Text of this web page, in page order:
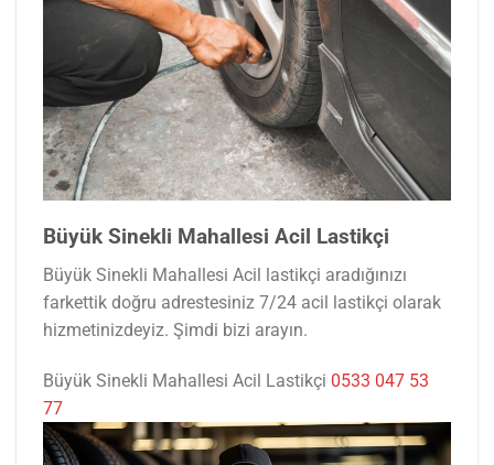
Büyük Sinekli Mahallesi Acil Lastikçi
Büyük Sinekli Mahallesi Acil lastikçi aradığınızı
farkettik doğru adrestesiniz 7/24 acil lastikçi olarak
hizmetinizdeyiz. Şimdi bizi arayın.
Büyük Sinekli Mahallesi Acil Lastikçi 0533 047 53
77